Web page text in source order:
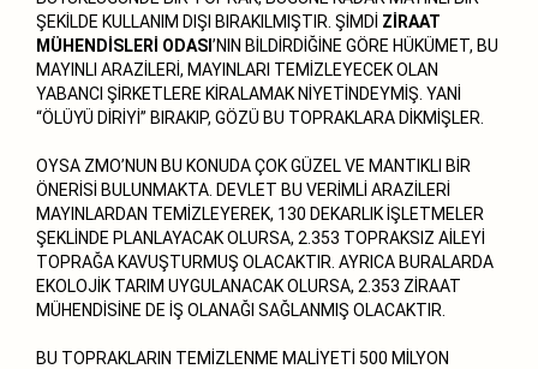
ŞEKİLDE KULLANIM DIŞI BIRAKILMIŞTIR. ŞİMDİ ZİRAAT
MÜHENDİSLERİ ODASI’NIN BİLDİRDİĞİNE GÖRE HÜKÜMET, BU
MAYINLI ARAZİLERİ, MAYINLARI TEMİZLEYECEK OLAN
YABANCI ŞİRKETLERE KİRALAMAK NİYETİNDEYMİŞ. YANİ
“ÖLÜYÜ DİRİYİ” BIRAKIP, GÖZÜ BU TOPRAKLARA DİKMİŞLER.
OYSA ZMO’NUN BU KONUDA ÇOK GÜZEL VE MANTIKLI BİR
ÖNERİSİ BULUNMAKTA. DEVLET BU VERİMLİ ARAZİLERİ
MAYINLARDAN TEMİZLEYEREK, 130 DEKARLIK İŞLETMELER
ŞEKLİNDE PLANLAYACAK OLURSA, 2.353 TOPRAKSIZ AİLEYİ
TOPRAĞA KAVUŞTURMUŞ OLACAKTIR. AYRICA BURALARDA
EKOLOJİK TARIM UYGULANACAK OLURSA, 2.353 ZİRAAT
MÜHENDİSİNE DE İŞ OLANAĞI SAĞLANMIŞ OLACAKTIR.
BU TOPRAKLARIN TEMİZLENME MALİYETİ 500 MİLYON